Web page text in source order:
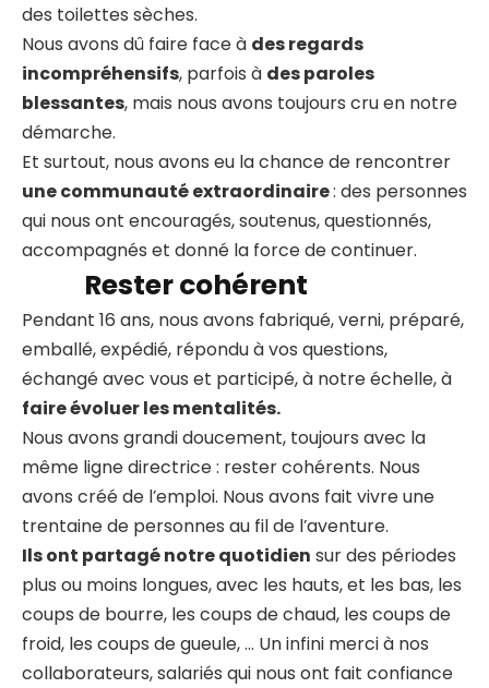
des toilettes sèches.
Nous avons dû faire face à des regards
incompréhensifs, parfois à des paroles
blessantes, mais nous avons toujours cru en notre
démarche.
Et surtout, nous avons eu la chance de rencontrer
une communauté extraordinaire: des personnes
qui nous ont encouragés, soutenus, questionnés,
accompagnés et donné la force de continuer.
Rester cohérent
Pendant 16 ans, nous avons fabriqué, verni, préparé,
emballé, expédié, répondu à vos questions,
échangé avec vous et participé, à notre échelle, à
faire évoluer les mentalités.
Nous avons grandi doucement, toujours avec la
même ligne directrice : rester cohérents. Nous
avons créé de l’emploi. Nous avons fait vivre une
trentaine de personnes au fil de l’aventure.
Ils ont partagé notre quotidien sur des périodes
plus ou moins longues, avec les hauts, et les bas, les
coups de bourre, les coups de chaud, les coups de
froid, les coups de gueule, … Un infini merci à nos
collaborateurs, salariés qui nous ont fait confiance